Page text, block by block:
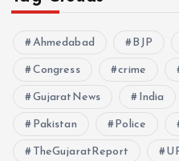
Ahmedabad BJP
Congress crime
GujaratNews India
Pakistan Police
TheGujaratReport